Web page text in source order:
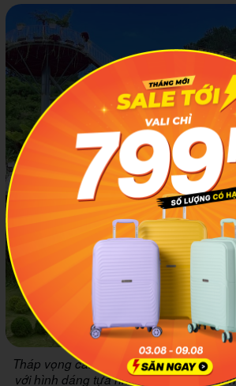
Tháp vọng cảnh được xây dựng theo lối
với hình dáng tựa như con chuồn